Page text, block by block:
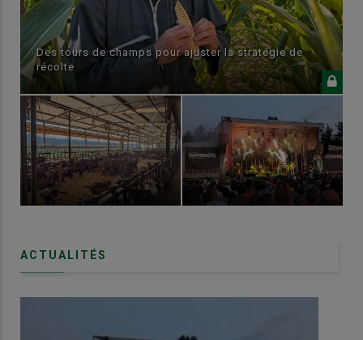
Des tours de champs pour ajuster la stratégie de
récolte
ACTUALITÉS